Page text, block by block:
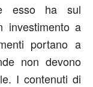
esso ha sul
investimento a
portano a
non devono
I contenuti di